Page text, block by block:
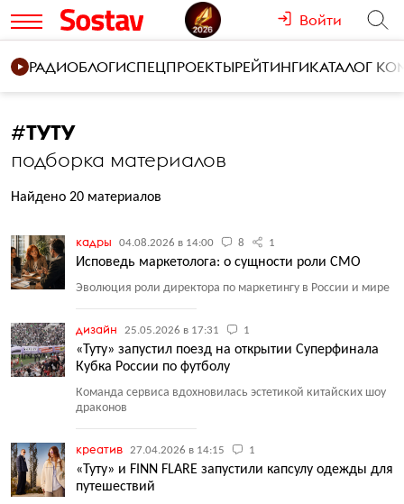
Войти
РАДИОБЛОГИСПЕЦПРОЕКТЫРЕЙТИНГИКАТАЛОГ
#ТУТУ
подборка материалов
Найдено 20 материалов
кадры 04.08.2026 в 14:00 8 1
Исповедь маркетолога: о сущности роли СМО
Эволюция роли директора по маркетингу в России и мире
дизайн 25.05.2026 в 17:31 1
«Туту» запустил поезд на открытии Суперфинала
Кубка России по футболу
Команда сервиса вдохновилась эстетикой китайских шоу
драконов
креатив 27.04.2026 в 14:15 1
«Туту» и FINN FLARE запустили капсулу одежды для
путешествий